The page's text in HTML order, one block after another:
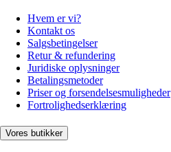
Hvem er vi?
Kontakt os
Salgsbetingelser
Retur & refundering
Juridiske oplysninger
Betalingsmetoder
Priser og forsendelsesmuligheder
Fortrolighedserklæring
Vores butikker